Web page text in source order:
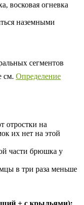
восковая огневка
наземными
сегментов
см. Определение
отростки на
их нет на этой
части брюшка у
в три раза меньше
+ с крыльями):